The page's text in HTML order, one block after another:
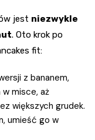
jest niezwykle
. Oto krok po
fit:
z bananem,
misce, aż
większych grudek.
umieść go w